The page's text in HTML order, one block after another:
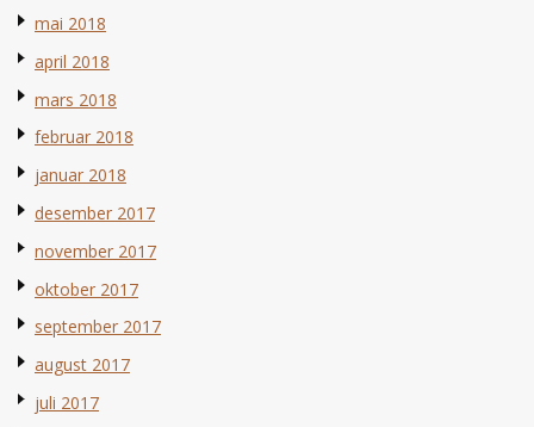
mai 2018
april 2018
mars 2018
februar 2018
januar 2018
desember 2017
november 2017
oktober 2017
september 2017
august 2017
juli 2017